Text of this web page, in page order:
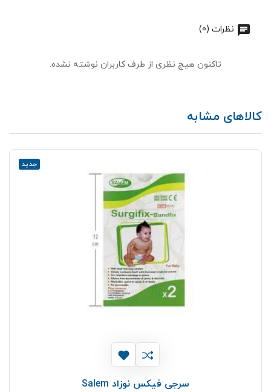
نظرات (0)
تاکنون هیچ نظری از طرف کاربران نوشته نشده.
کالاهای مشابه
جدید
سرجی فیکس نوزاد Salem